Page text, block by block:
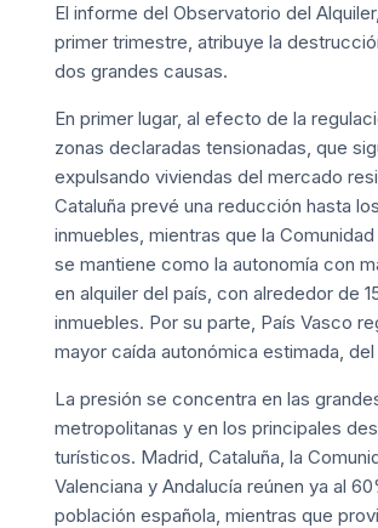
El informe del Observatorio del
primer trimestre, atribuye la
dos grandes causas.
En primer lugar, al efecto de la
zonas declaradas tensionadas, que
expulsando viviendas del mercado
Cataluña prevé una reducción hasta
inmuebles, mientras que la
se mantiene como la autonomía con
en alquiler del país, con alrededor de
inmuebles. Por su parte, País Vasco
mayor caída autonómica estimada, del
La presión se concentra en las
metropolitanas y en los principales
turísticos. Madrid, Cataluña, la
Valenciana y Andalucía reúnen ya al
población española, mientras que